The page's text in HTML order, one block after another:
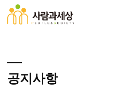
공지사항